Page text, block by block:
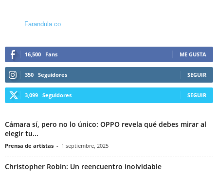
Farandula.co
16,500 Fans ME GUSTA
350 Seguidores SEGUIR
3,099 Seguidores SEGUIR
Cámara sí, pero no lo único: OPPO revela qué debes mirar al
elegir tu...
Prensa de artistas - 1 septiembre, 2025
Christopher Robin: Un reencuentro inolvidable